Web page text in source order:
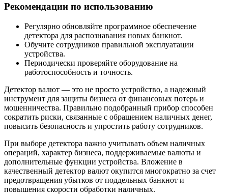
Рекомендации по использованию
Регулярно обновляйте программное обеспечение
детектора для распознавания новых банкнот.
Обучите сотрудников правильной эксплуатации
устройства.
Периодически проверяйте оборудование на
работоспособность и точность.
Детектор валют — это не просто устройство, а надежный
инструмент для защиты бизнеса от финансовых потерь и
мошенничества. Правильно подобранный прибор способен
сократить риски, связанные с обращением наличных денег,
повысить безопасность и упростить работу сотрудников.
При выборе детектора важно учитывать объем наличных
операций, характер бизнеса, поддерживаемые валюты и
дополнительные функции устройства. Вложение в
качественный детектор валют окупится многократно за счет
предотвращения убытков от поддельных банкнот и
повышения скорости обработки наличных.